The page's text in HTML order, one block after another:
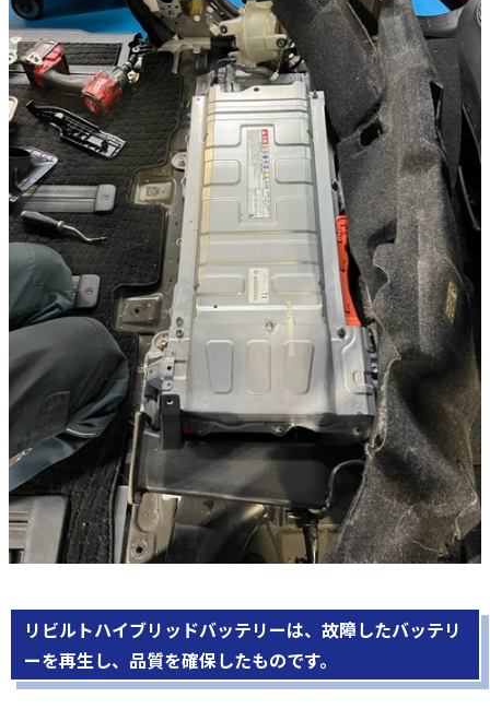
リビルトハイブリッドバッテリーは、故障したバッテリ
ーを再生し、品質を確保したものです。